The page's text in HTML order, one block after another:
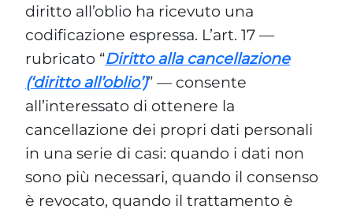
diritto all’oblio ha ricevuto una
codificazione espressa. L’art. 17 —
rubricato “Diritto alla cancellazione
(‘diritto all’oblio’)” — consente
all’interessato di ottenere la
cancellazione dei propri dati personali
in una serie di casi: quando i dati non
sono più necessari, quando il consenso
è revocato, quando il trattamento è